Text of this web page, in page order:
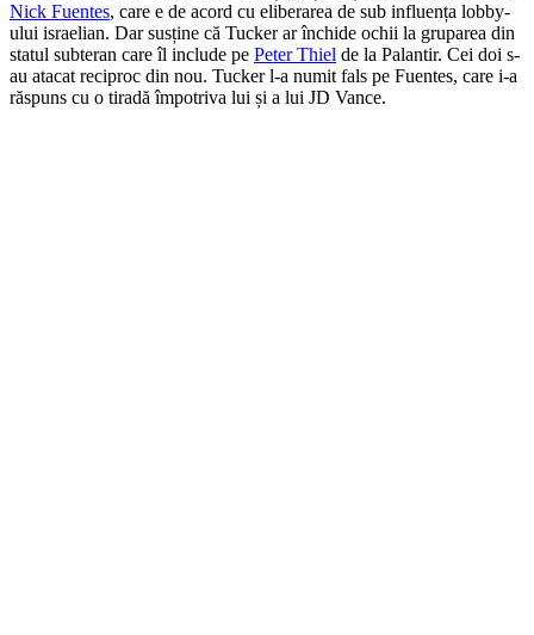
Nick Fuentes, care e de acord cu eliberarea de sub influența lobby-
ului israelian. Dar susține că Tucker ar închide ochii la gruparea din
statul subteran care îl include pe Peter Thiel de la Palantir. Cei doi s-
au atacat reciproc din nou. Tucker l-a numit fals pe Fuentes, care i-a
răspuns cu o tiradă împotriva lui și a lui JD Vance.